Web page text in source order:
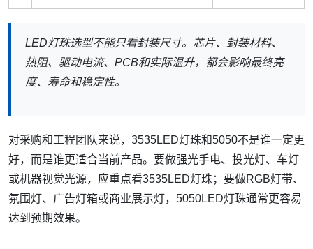
LED灯珠选型不能只看封装尺寸。芯片、封装材料、
热阻、驱动电流、PCB和实际温升，都会影响最终亮
度、寿命和稳定性。
对采购和工程团队来说，3535LED灯珠和5050不是谁一定更
好，而是谁更适合当前产品。要做强光手电、投光灯、车灯
或机器视觉光源，应重点看3535LED灯珠；要做RGB灯带、
氛围灯、广告灯箱或商业展示灯，5050LED灯珠通常更容易
达到预期效果。